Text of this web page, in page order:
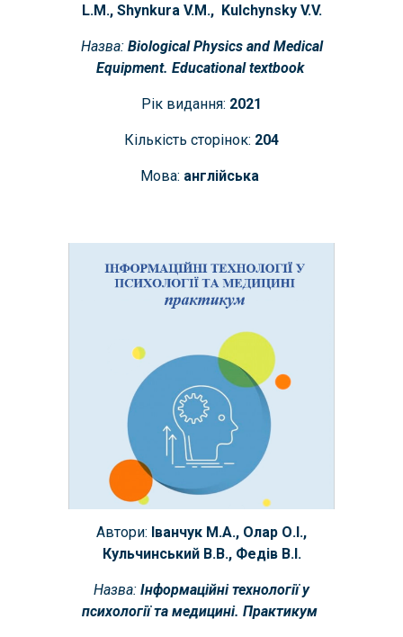
L.M., Shynkura V.M., Kulchynsky V.V.
Назва:Biological Physics and Medical
Equipment. Educational textbook
Рік видання: 2021
Кількість сторінок: 204
Мова: англійська
Автори: Іванчук М.А., Олар О.І.,
Кульчинський В.В., Федів В.І.
Назва: Інформаційні технології у
психології та медицині. Практикум